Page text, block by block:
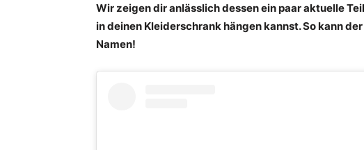
Wir zeigen dir anlässlich dessen ein paar aktuelle
in deinen Kleiderschrank hängen kannst. So kann
Namen!